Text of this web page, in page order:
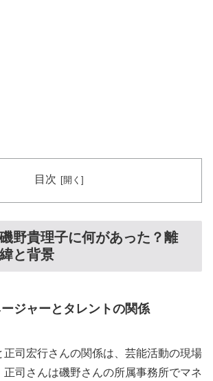
目次
野貴理子に何があった？離
と背景
ジャーとタレントの関係
正司宏行さんの関係は、芸能活動の現場
正司さんは磯野さんの所属事務所でマネ